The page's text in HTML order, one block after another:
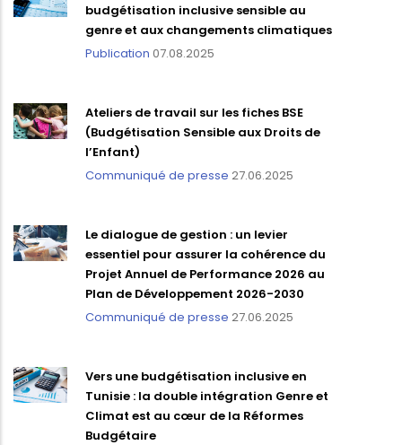
budgétisation inclusive sensible au
genre et aux changements climatiques
Publication 07.08.2025
Ateliers de travail sur les fiches BSE
(Budgétisation Sensible aux Droits de
l’Enfant)
Communiqué de presse 27.06.2025
Le dialogue de gestion : un levier
essentiel pour assurer la cohérence du
Projet Annuel de Performance 2026 au
Plan de Développement 2026-2030
Communiqué de presse 27.06.2025
Vers une budgétisation inclusive en
Tunisie : la double intégration Genre et
Climat est au cœur de la Réformes
Budgétaire